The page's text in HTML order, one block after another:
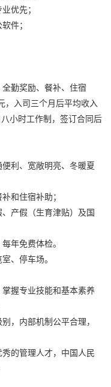
优先；
件；
勤奖励、餐补、住宿
，入司三个月后平均收入
小时工作制，签订合同后
利、宽敞明亮、冬暖夏
和住宿补助；
产假（生育津贴）及国
年免费体检。
、停车场。
握专业技能和基本素养
，内部机制公平合理，
的管理人才，中国人民